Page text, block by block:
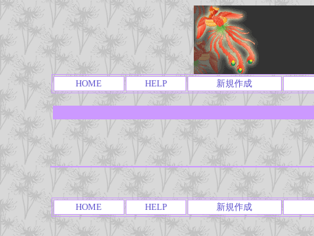
HOME HELP 新規作成
HOME HELP 新規作成